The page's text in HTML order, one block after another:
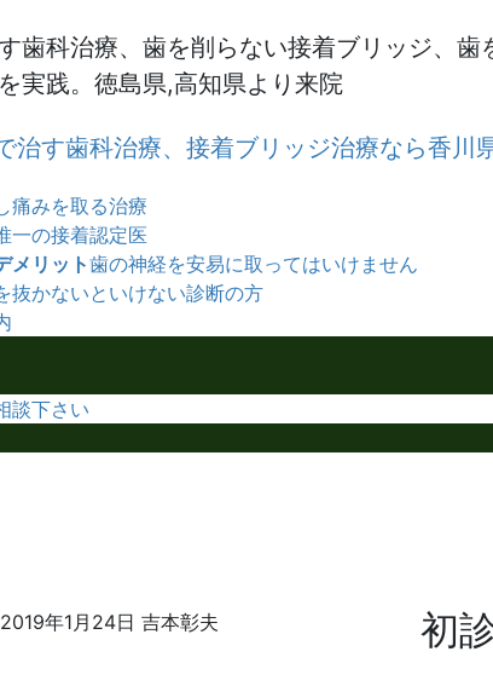
歯科治療、歯を削らない接着ブリッジ、
実践。徳島県,高知県より来院
痛みを取る治療
一の接着認定医
メリット歯の神経を安易に取ってはいけません
抜かないといけない診断の方
談下さい
2019年1月24日 吉本彰夫 初